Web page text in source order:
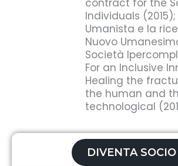
contract for the
Individuals
Umanista e la
Nuovo
Società
For an Inclusive
Healing the
the human and
technological
DIVENTA SOCIO